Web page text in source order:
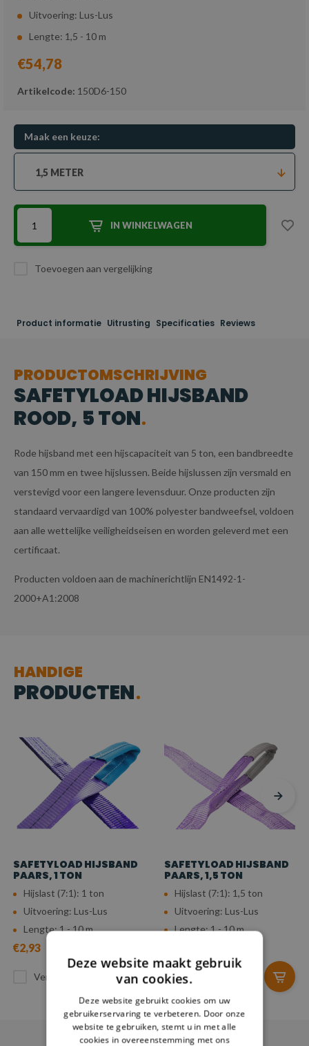
Uitvoering: Lus-Lus
Lengte: 1,5 - 10 m
€54,78
Artikelcode: 150D6-150
Maak een keuze:
1,5 METER
IN WINKELWAGEN
Toevoegen aan vergelijking
Product informatie Uitrusting Specificaties Reviews
PRODUCTOMSCHRIJVING
SAFETYLOAD HIJSBAND
ROOD, 5 TON
Rode hijsband met een hijscapaciteit van 5 ton, een bandbreedte
van 150 mm en twee hijslussen. Beide hijslussen zijn versmald en
verstevigd voor een langere levensduur. Onze producten zijn
standaard vervaardigd van 100% polyester bandweefsel, voldoen
aan alle wettelijke veiligheidseisen en worden geleverd met een
certificaat.
Producten voldoen aan de machinerichtlijn EN1492-1-
2000+A1:2008
HANDIGE
PRODUCTEN
SAFETYLOAD HIJSBAND
PAARS, 1 TON
Hijslast (7:1): 1 ton
Uitvoering: Lus-Lus
Lengte: 1 - 10 m
€2,93
Vergelijk
SAFETYLOAD HIJSBAND
PAARS, 1,5 TON
Hijslast (7:1): 1,5 ton
Uitvoering: Lus-Lus
Lengte: 1 - 10 m
Vergelijk
Deze website maakt gebruik
van cookies.
Deze website gebruikt cookies om uw
gebruikerservaring te verbeteren. Door onze
website te gebruiken, stemt u in met alle
cookies in overeenstemming met ons